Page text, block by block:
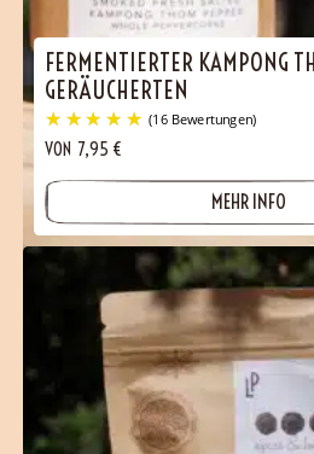
FERMENTIERTER KAMPONG
GERÄUCHERTEN
VON 7,95 €
MEHR INFO